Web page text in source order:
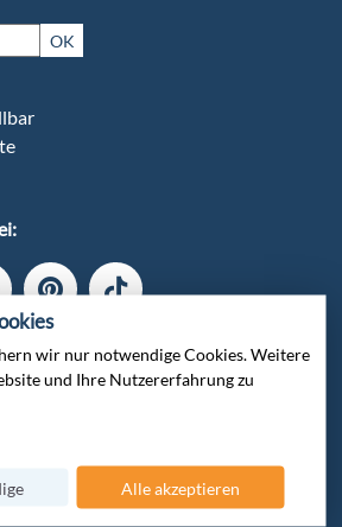
Datenübertragung
OK
wir nur notwendige Cookies. Weitere
und Ihre Nutzererfahrung zu
Alle akzeptieren